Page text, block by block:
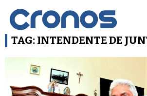
TAG: INTENDENTE DE